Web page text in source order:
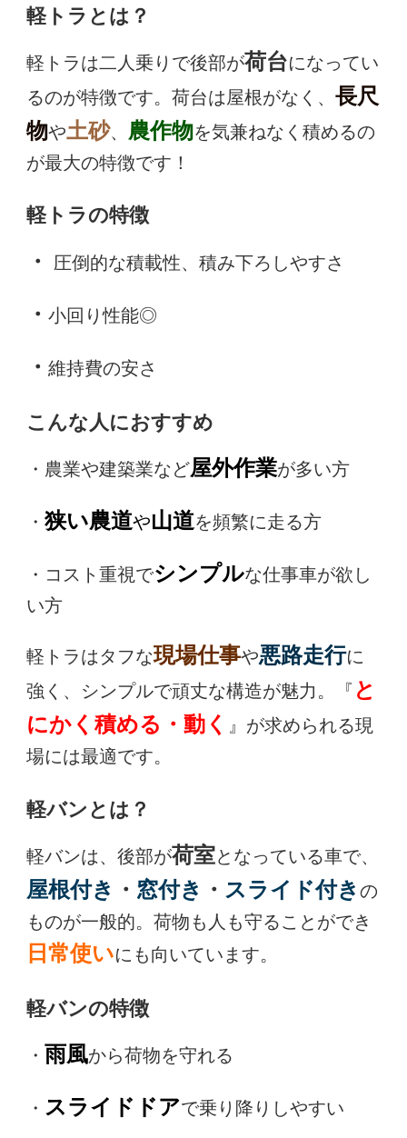
軽トラとは？
軽トラは二人乗りで後部が荷台になってい
るのが特徴です。荷台は屋根がなく、 長尺
物や土砂、 農作物を気兼ねなく積めるの
が最大の特徴です！
軽トラの特徴
・ 圧倒的な積載性、積み下ろしやすさ
・ 小回り性能◎
・ 維持費の安さ
こんな人におすすめ
・農業や建築業など屋外作業が多い方
・ 狭い農道や山道を頻繁に走る方
・コスト重視でシンプルな仕事車が欲し
い方
軽トラはタフな現場仕事や悪路走行に
強く、シンプルで頑丈な構造が魅力。『 と
にかく積める・動く 』が求められる現
場には最適です。
軽バンとは？
軽バンは、後部が荷室となっている車で、
屋根付き ・ 窓付き ・ スライド付き の
ものが一般的。荷物も人も守ることができ
日常使いにも向いています。
軽バンの特徴
・ 雨風から荷物を守れる
・ スライドドアで乗り降りしやすい